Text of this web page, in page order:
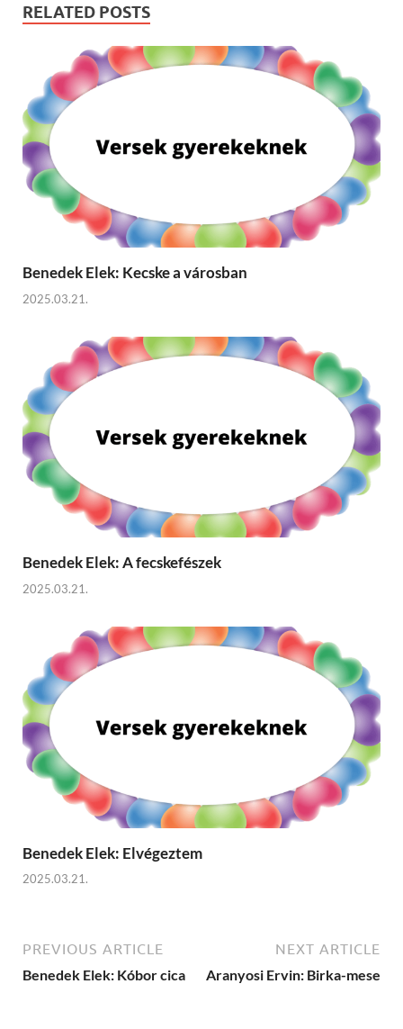
RELATED POSTS
Benedek Elek: Kecske a városban
2025.03.21.
Benedek Elek: A fecskefészek
2025.03.21.
Benedek Elek: Elvégeztem
2025.03.21.
PREVIOUS ARTICLE
Benedek Elek: Kóbor cica
NEXT ARTICLE
Aranyosi Ervin: Birka-mese